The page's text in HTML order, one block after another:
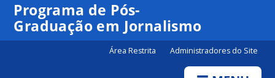
Programa de Pós-
Graduação em Jornalismo
Área Restrita Administradores do Site